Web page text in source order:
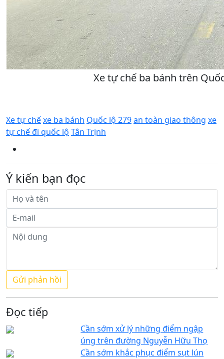
Xe tự chế ba bánh trên
Xe tự chếxe ba bánh Quốc lộ 279an toàn giao thông xe
tự chế đi quốc lộ Tân Trịnh
Ý kiến bạn đọc
Đọc tiếp
Cần sớm xử lý những điểm ngập
úng trên đường Nguyễn Hữu Thọ
Cần sớm khắc phục điểm sụt lún